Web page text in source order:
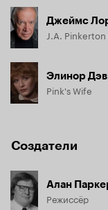
Джеймс
J.A.
Элинор
Pink's Wife
Создатели
Алан
Режиссёр